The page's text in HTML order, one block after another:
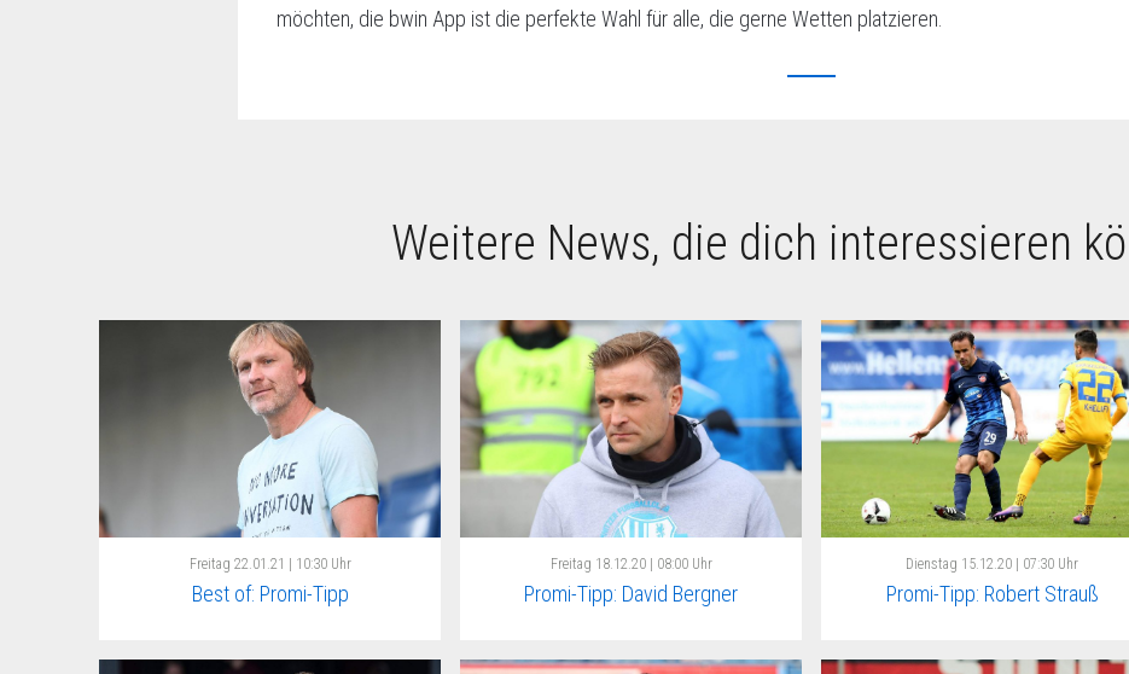
möchten, die bwin App ist die perfekte Wahl für alle, die gerne Wetten platzieren.
Weitere News, die dich interessieren
Freitag 22.01.21 | 10:30 Uhr
Best of: Promi-Tipp
Freitag 18.12.20 | 08:00 Uhr
Promi-Tipp: David Bergner
Dienstag 15.12.20 | 07:30 Uhr
Promi-Tipp: Robert Strauß